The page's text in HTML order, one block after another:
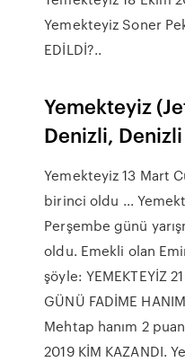
Yemekteyiz Soner
EDİLDİ?..
Yemekteyiz
Denizli, Denizli
Yemekteyiz 13 Mart
birinci oldu ...
Perşembe günü
oldu. Emekli olan
şöyle: YEMEKTEYİZ
GÜNÜ FADİME
Mehtap hanım 2
2019 KİM KAZANDI.